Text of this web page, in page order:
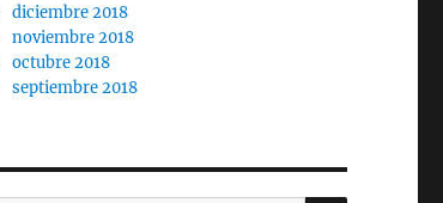
diciembre 2018
noviembre 2018
octubre 2018
septiembre 2018